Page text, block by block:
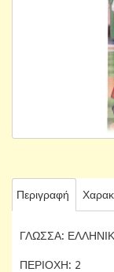
Περιγραφή
ΓΛΩΣΣΑ:
ΠΕΡΙΟΧΗ: 2